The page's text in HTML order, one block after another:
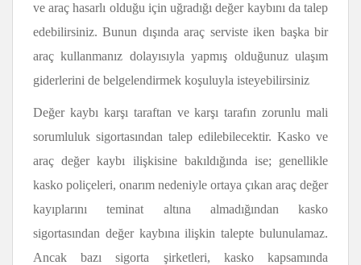
ve araç hasarlı olduğu için uğradığı değer kaybını da talep
edebilirsiniz. Bunun dışında araç serviste iken başka bir
araç kullanmanız dolayısıyla yapmış olduğunuz ulaşım
giderlerini de belgelendirmek koşuluyla isteyebilirsiniz
Değer kaybı karşı taraftan ve karşı tarafın zorunlu mali
sorumluluk sigortasından talep edilebilecektir. Kasko ve
araç değer kaybı ilişkisine bakıldığında ise; genellikle
kasko poliçeleri, onarım nedeniyle ortaya çıkan araç değer
kayıplarını teminat altına almadığından kasko
sigortasından değer kaybına ilişkin talepte bulunulamaz.
Ancak bazı sigorta şirketleri, kasko kapsamında